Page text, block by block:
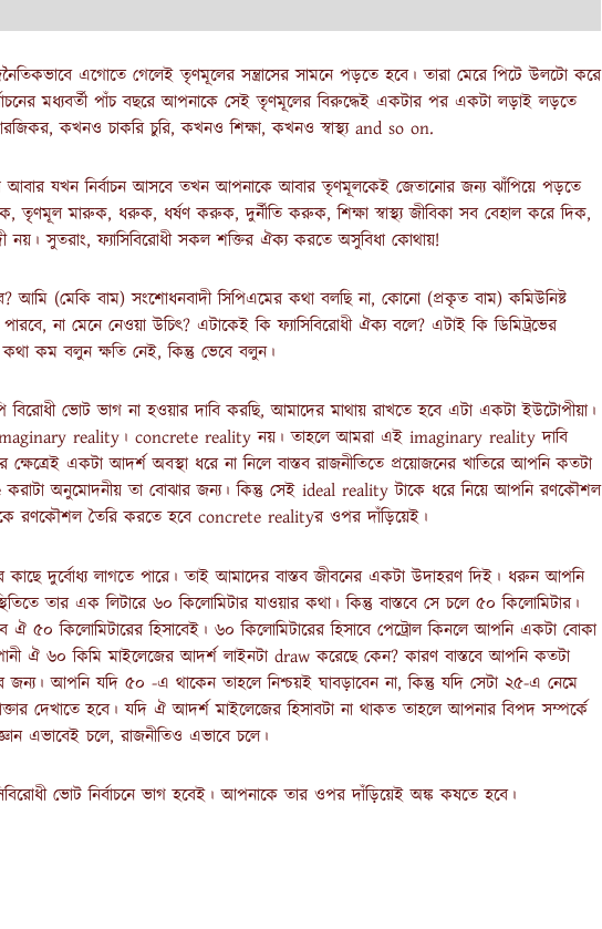
এগোতে গেলেই তৃণমূলের সন্ত্রাসের সামনে পড়তে হবে। তারা মেরে পিটে উলটো করে
মধ্যবর্তী পাঁচ বছরে আপনাকে সেই তৃণমূলের বিরুদ্ধেই একটার পর একটা লড়াই লড়তে
কখনও চাকরি চুরি, কখনও শিক্ষা, কখনও স্বাস্থ্য and so on.
আবার যখন নির্বাচন আসবে তখন আপনাকে আবার তৃণমূলকেই জেতানোর জন্য ঝাঁপিয়ে পড়তে
তৃণমূল মারুক, ধরুক, ধর্ষণ করুক, দুর্নীতি করুক, শিক্ষা স্বাস্থ্য জীবিকা সব বেহাল করে দিক,
নয়। সুতরাং, ফ্যাসিবিরোধী সকল শক্তির ঐক্য করতে অসুবিধা কোথায়!
আমি (মেকি বাম) সংশোধনবাদী সিপিএমের কথা বলছি না, কোনো (প্রকৃত বাম) কমিউনিষ্ট
না মেনে নেওয়া উচিৎ? এটাকেই কি ফ্যাসিবিরোধী ঐক্য বলে? এটাই কি ডিমিট্রভের
কম বলুন ক্ষতি নেই, কিন্তু ভেবে বলুন।
বিরোধী ভোট ভাগ না হওয়ার দাবি করছি, আমাদের মাথায় রাখতে হবে এটা একটা ইউটোপীয়া।
reality। concrete reality নয়। তাহলে আমরা এই imaginary reality দাবি
ক্ষেত্রেই একটা আদর্শ অবস্থা ধরে না নিলে বাস্তব রাজনীতিতে প্রয়োজনের খাতিরে আপনি কতটা
অনুমোদনীয় তা বোঝার জন্য। কিন্তু সেই ideal reality টাকে ধরে নিয়ে আপনি রণকৌশল
রণকৌশল তৈরি করতে হবে concrete realityর ওপর দাঁড়িয়েই।
কাছে দুর্বোধ্য লাগতে পারে। তাই আমাদের বাস্তব জীবনের একটা উদাহরণ দিই। ধরুন আপনি
তার এক লিটারে ৬০ কিলোমিটার যাওয়ার কথা। কিন্তু বাস্তবে সে চলে ৫০ কিলোমিটার।
৫০ কিলোমিটারের হিসাবেই। ৬০ কিলোমিটারের হিসাবে পেট্রোল কিনলে আপনি একটা বোকা
ঐ ৬০ কিমি মাইলেজের আদর্শ লাইনটা draw করেছে কেন? কারণ বাস্তবে আপনি কতটা
আপনি যদি ৫০ -এ থাকেন তাহলে নিশ্চয়ই ঘাবড়াবেন না, কিন্তু যদি সেটা ২৫-এ নেমে
দেখাতে হবে। যদি ঐ আদর্শ মাইলেজের হিসাবটা না থাকত তাহলে আপনার বিপদ সম্পর্কে
এভাবেই চলে, রাজনীতিও এভাবে চলে।
ভোট নির্বাচনে ভাগ হবেই। আপনাকে তার ওপর দাঁড়িয়েই অঙ্ক কষতে হবে।